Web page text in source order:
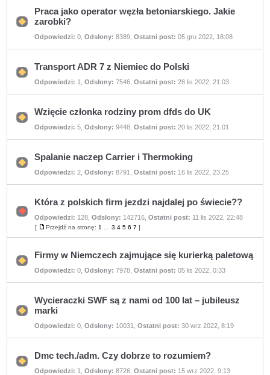
ma
postów
Praca jako operator węzła betoniarskiego. Jakie
zarobki?
Odpowiedzi: 0 ,Odsłony: 8389 ,Ostatni post: 05 gru 2022, 18:08
Nie
nieprzeczytanych
Transport ADR 7 z Niemiec do Polski
Odpowiedzi: 1 ,Odsłony: 7546 ,Ostatni post: 28 lis 2022, 21:03
Nie
nieprzeczytanych
Wzięcie członka rodziny prom dfds do UK
Odpowiedzi: 5 ,Odsłony: 9448 ,Ostatni post: 20 lis 2022, 21:01
Nie
nieprzeczytanych
Spalanie naczep Carrier i Thermoking
Odpowiedzi: 2 ,Odsłony: 8791 ,Ostatni post: 16 lis 2022, 23:25
Nie
ma
postów
Która z polskich firm jezdzi najdalej po świecie??
Odpowiedzi: 128 ,Odsłony: 142716 ,Ostatni post: 11 lis 2022, 22:48
[
Przejdź
na
Przejdź na stronę: 1 …3 4 5 6 7 ]
Nie
nieprzeczytanych
Firmy w Niemczech zajmujące się kurierką paletową
Odpowiedzi: 0 ,Odsłony: 7978 ,Ostatni post: 05 lis 2022, 0:33
ma
postów
Wycieraczki SWF są z nami od 100 lat – jubileusz
marki
Odpowiedzi: 0 ,Odsłony: 10031 ,Ostatni post: 30 wrz 2022, 8:19
Nie
Dmc tech./adm. Czy dobrze to rozumiem?
Odpowiedzi: 1 ,Odsłony: 8726 ,Ostatni post: 15 wrz 2022, 9:13